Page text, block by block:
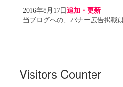
2016年8月17日 追加・更新
当ブログへの、バナー広告掲載
Visitors Counter